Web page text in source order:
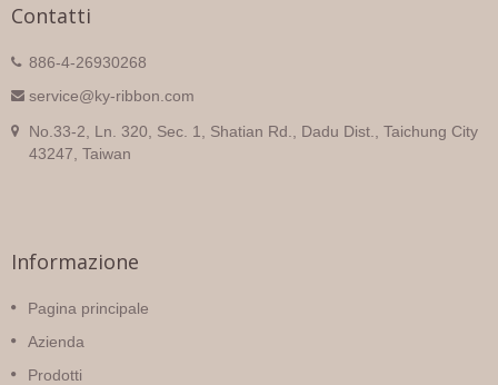
Contatti
886-4-26930268
service@ky-ribbon.com
No.33-2, Ln. 320, Sec. 1, Shatian Rd., Dadu Dist., Taichung City
43247, Taiwan
Informazione
Pagina principale
Azienda
Prodotti